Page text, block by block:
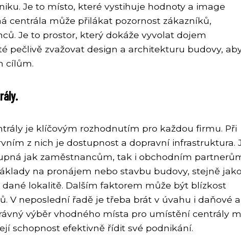
Je to místo, které vystihuje hodnoty a image
centrála může přilákat pozornost zákazníků,
Je to prostor, který dokáže vyvolat dojem
pečlivě zvažovat design a architekturu budovy,
cílům.
je klíčovým rozhodnutím pro každou firmu. Při
z nich je dostupnost a dopravní infrastruktura.
jak zaměstnancům, tak i obchodním
na pronájem nebo stavbu budovy, stejně jako
lokalitě. Dalším faktorem může být blízkost
V neposlední řadě je třeba brát v úvahu i daňové a
výběr vhodného místa pro umístění centrály
schopnost efektivně řídit své podnikání.